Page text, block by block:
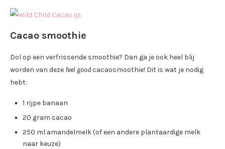
Cacao smoothie
Dol op een verfrissende smoothie? Dan ga je ook heel blij
worden van deze feel goodcacaosmoothie! Dit is wat je nodig
hebt:
1 rijpe banaan
20 gram cacao
250 ml amandelmelk (of een andere plantaardige melk
naar keuze)